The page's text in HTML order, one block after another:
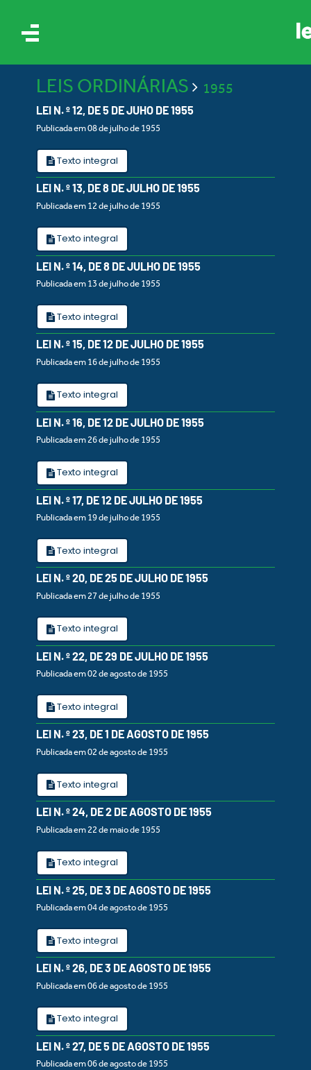
LEIS ORDINÁRIAS 1955
LEI N. º 12, DE 5 DE JUHO DE 1955
Publicada em 08 de julho de 1955
Texto integral
LEI N. º 13, DE 8 DE JULHO DE 1955
Publicada em 12 de julho de 1955
Texto integral
LEI N. º 14, DE 8 DE JULHO DE 1955
Publicada em 13 de julho de 1955
Texto integral
LEI N. º 15, DE 12 DE JULHO DE 1955
Publicada em 16 de julho de 1955
Texto integral
LEI N. º 16, DE 12 DE JULHO DE 1955
Publicada em 26 de julho de 1955
Texto integral
LEI N. º 17, DE 12 DE JULHO DE 1955
Publicada em 19 de julho de 1955
Texto integral
LEI N. º 20, DE 25 DE JULHO DE 1955
Publicada em 27 de julho de 1955
Texto integral
LEI N. º 22, DE 29 DE JULHO DE 1955
Publicada em 02 de agosto de 1955
Texto integral
LEI N. º 23, DE 1 DE AGOSTO DE 1955
Publicada em 02 de agosto de 1955
Texto integral
LEI N. º 24, DE 2 DE AGOSTO DE 1955
Publicada em 22 de maio de 1955
Texto integral
LEI N. º 25, DE 3 DE AGOSTO DE 1955
Publicada em 04 de agosto de 1955
Texto integral
LEI N. º 26, DE 3 DE AGOSTO DE 1955
Publicada em 06 de agosto de 1955
Texto integral
LEI N. º 27, DE 5 DE AGOSTO DE 1955
Publicada em 06 de agosto de 1955